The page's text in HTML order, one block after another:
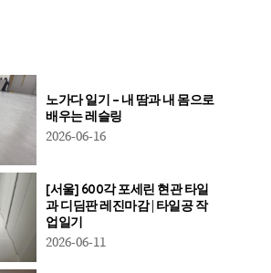
노가다 일기 – 내 땀과 내 몸으로
배우는 레슬링
2026-06-16
[서울] 600각 포세린 현관 타일
과 디딤판 레진마감 | 타일공 작
업일기
2026-06-11